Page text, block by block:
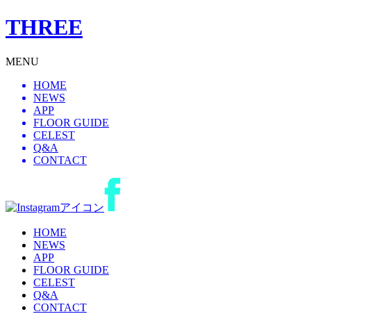
THREE
MENU
HOME
NEWS
APP
FLOOR GUIDE
CELEST
Q&A
CONTACT
HOME
NEWS
APP
FLOOR GUIDE
CELEST
Q&A
CONTACT